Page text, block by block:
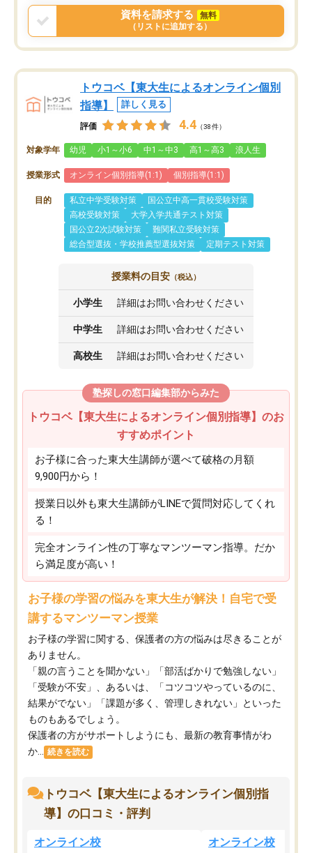
資料を請求する
無料
（リストに追加する）
トウコベ【東大生によるオンライン個別
指導】
詳しく見る
評価 4.4 （38件）
対象学年 幼児 小1～小6 中1～中3 高1～高3 浪人生
授業形式 オンライン個別指導(1:1) 個別指導(1:1)
目的 私立中学受験対策
国公立中高一貫校受験対策
高校受験対策
大学入学共通テスト対策
国公立2次試験対策
難関私立受験対策
総合型選抜・学校推薦型選抜対策
定期テスト対策
授業料の目安 （税込）
小学生 詳細はお問い合わせください
中学生 詳細はお問い合わせください
高校生 詳細はお問い合わせください
塾探しの窓口編集部からみた
トウコベ【東大生によるオンライン個別指導】のお
すすめポイント
お子様に合った東大生講師が選べて破格の月額
9,900円から！
授業日以外も東大生講師がLINEで質問対応してくれ
る！
完全オンライン性の丁寧なマンツーマン指導。だか
ら満足度が高い！
お子様の学習の悩みを東大生が解決！自宅で受
講するマンツーマン授業
お子様の学習に関する、保護者の方の悩みは尽きることが
ありません。
「親の言うことを聞かない」「部活ばかりで勉強しない」
「受験が不安」、あるいは、「コツコツやっているのに、
結果がでない」「課題が多く、管理しきれない」といった
ものもあるでしょう。
保護者の方がサポートしようにも、最新の教育事情がわ
か...
続きを読む
トウコベ【東大生によるオンライン個別指
導】の口コミ・評判
オンライン校 オンライン校